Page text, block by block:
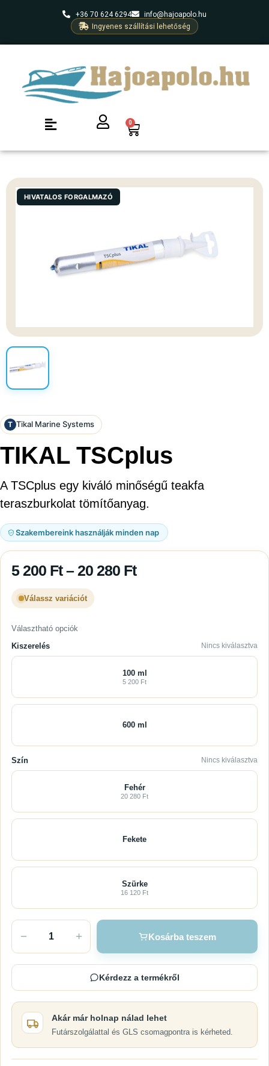
+36 70 624 6294
info@hajoapolo.hu
Ingyenes szállítási lehetőség
0
HIVATALOS FORGALMAZÓ
T Tikal Marine Systems
TIKAL TSCplus
A TSCplus egy kiváló minőségű teakfa
teraszburkolat tömítőanyag.
Szakembereink használják minden nap
5 200 Ft – 20 280 Ft
Válassz variációt
Választható opciók
Kiszerelés
Nincs kiválasztva
100 ml
5 200 Ft
600 ml
Szín Nincs kiválasztva
Fehér
20 280 Ft
Fekete
Szürke
16 120 Ft
− + Kosárba teszem
Kérdezz a termékről
Akár már holnap nálad lehet
Futárszolgálattal és GLS csomagpontra is kérheted.